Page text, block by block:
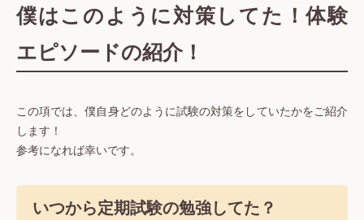
僕はこのように対策してた！体験
エピソードの紹介！
この項では、僕自身どのように試験の対策をしていたかをご紹介
します！
参考になれば幸いです。
いつから定期試験の勉強してた？